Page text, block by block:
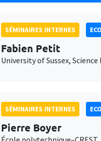
SÉMINAIRES INTERNES
Fabien Petit
University of Sussex,
SÉMINAIRES INTERNES
Pierre Boyer